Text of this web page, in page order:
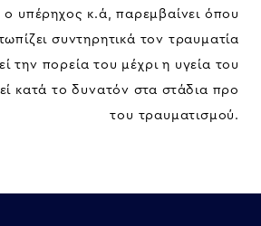
υπέρηχος κ.ά, παρεμβαίνει όπου
συντηρητικά τον τραυματία
την πορεία του μέχρι η υγεία του
κατά το δυνατόν στα στάδια προ
του τραυματισμού.